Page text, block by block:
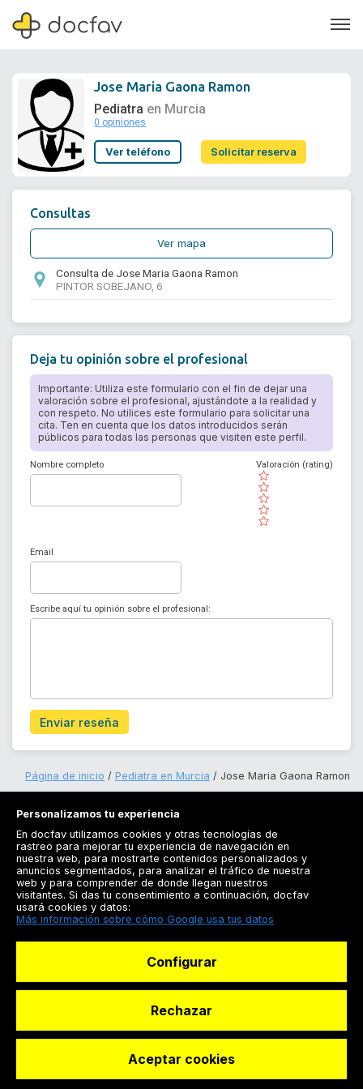
Soporte
Jose Maria Gaona Ramon
Pediatra en Murcia
0 opiniones
Ver teléfono Solicitar reserva
Solicitar reserva
Consultas
Ver mapa
Consulta de Jose Maria Gaona Ramon
PINTOR SOBEJANO, 6
Deja tu opinión sobre el profesional
Importante: Utiliza este formulario con el fin de dejar una
valoración sobre el profesional, ajustándote a la realidad y
con respeto. No utilices este formulario para solicitar una
cita. Ten en cuenta que los datos introducidos serán
públicos para todas las personas que visiten este perfil.
Nombre completo
( )
( )
( )
( )
( )
Valoración (rating)
Email
Escribe aquí tu opinión sobre el profesional:
Enviar reseña
Página de inicio Pediatra en Murcia Jose Maria Gaona Ramon
Registrarse
Docfav
© Dashboard Technologies S.L
Personalizamos tu experiencia
En docfav utilizamos cookies y otras tecnologías de
rastreo para mejorar tu experiencia de navegación en
nuestra web, para mostrarte contenidos personalizados y
anuncios segmentados, para analizar el tráfico de nuestra
web y para comprender de donde llegan nuestros
visitantes. Si das tu consentimiento a continuación, docfav
usará cookies y datos:
Más información sobre cómo Google usa tus datos
Configurar
Rechazar
Aceptar cookies